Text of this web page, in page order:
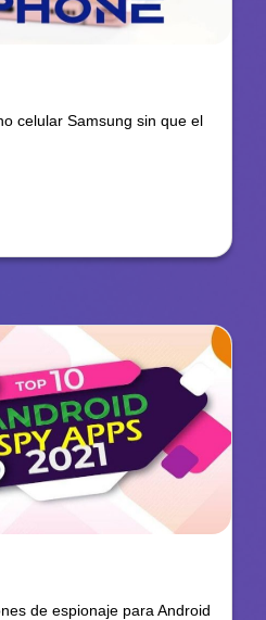
celular Samsung sin que el
de espionaje para Android